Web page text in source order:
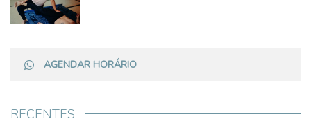
AGENDAR HORÁRIO
RECENTES